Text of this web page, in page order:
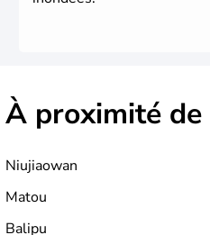
À proximité de
Niujiaowan
Matou
Balipu